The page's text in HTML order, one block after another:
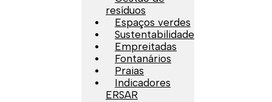
resíduos
Espaços verdes
Sustentabilidade
Empreitadas
Fontanários
Praias
Indicadores
ERSAR